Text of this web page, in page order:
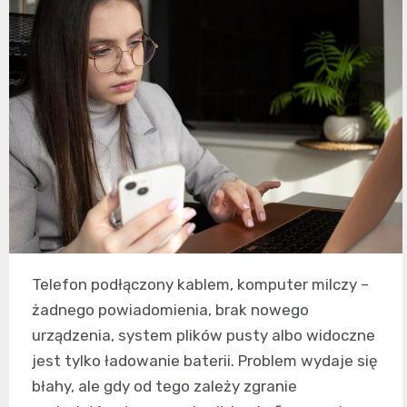
Telefon podłączony kablem, komputer milczy –
żadnego powiadomienia, brak nowego
urządzenia, system plików pusty albo widoczne
jest tylko ładowanie baterii. Problem wydaje się
błahy, ale gdy od tego zależy zgranie